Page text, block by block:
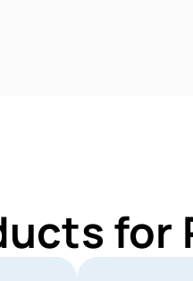
for